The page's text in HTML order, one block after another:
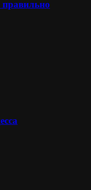
правильно